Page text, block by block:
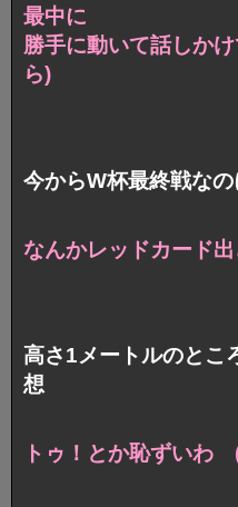
最中に
勝手に動いて話しか
ら)
今からW杯最終戦な
なんかレッドカード
高さ1メートルのとこ
想
トゥ！とか恥ずいわ